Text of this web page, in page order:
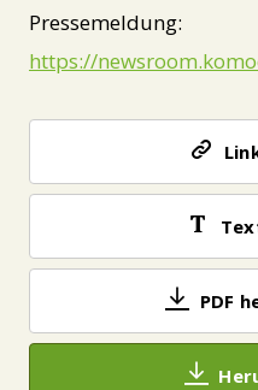
Pressemeldung:
https://
PDF